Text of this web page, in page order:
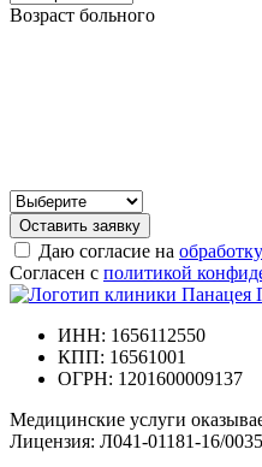
Возраст больного
Оставить заявку
Даю согласие на
Согласен с политикой
ИНН: 1656112550
КПП: 16561001
ОГРН: 1201600009137
Медицинские услуги
Лицензия: Л041-01181-16/